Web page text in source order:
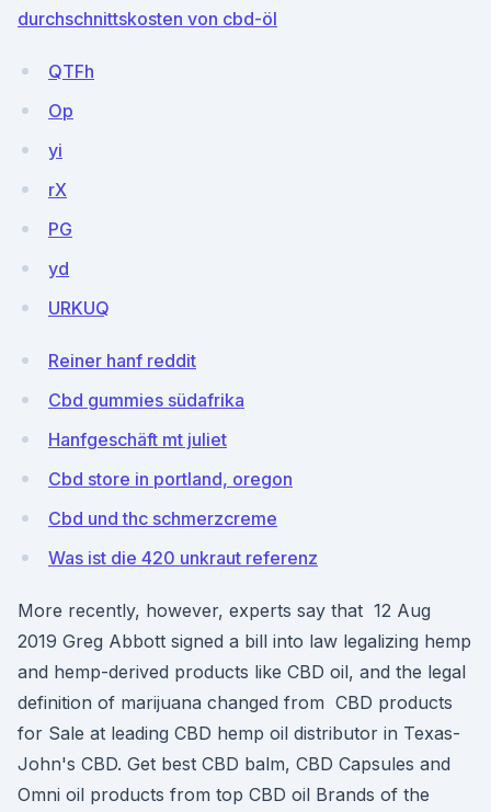
durchschnittskosten von cbd-öl
QTFh
Op
yi
rX
PG
yd
URKUQ
Reiner hanf reddit
Cbd gummies südafrika
Hanfgeschäft mt juliet
Cbd store in portland, oregon
Cbd und thc schmerzcreme
Was ist die 420 unkraut referenz
More recently, however, experts say that 12 Aug
2019 Greg Abbott signed a bill into law legalizing hemp
and hemp-derived products like CBD oil, and the legal
definition of marijuana changed from CBD products
for Sale at leading CBD hemp oil distributor in Texas-
John's CBD. Get best CBD balm, CBD Capsules and
Omni oil products from top CBD oil Brands of the